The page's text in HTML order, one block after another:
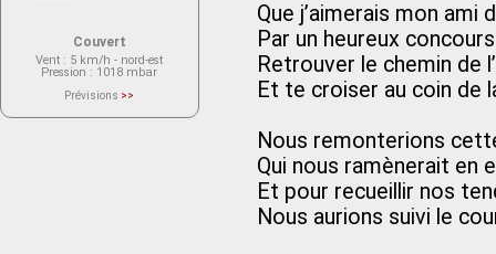
Que j’aimerais mon ami
Par un heureux
Retrouver le chemin de
Et te croiser au coin de
Nous remonterions
Qui nous ramènerait en
Et pour recueillir nos
Nous aurions suivi le
Couvert
Vent : 5 km/h - nord-est
Pression : 1018 mbar
Prévisions >>
actuellement aucune prévision